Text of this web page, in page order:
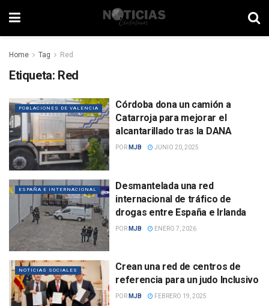
Home Tag Red
Etiqueta: Red
POBLACIONES DE VALENCIA
Córdoba dona un camión a
Catarroja para mejorar el
alcantarillado tras la DANA
POR MJB JUNIO 20, 2025
ESPAÑA E INTERNACIONAL
Desmantelada una red
internacional de tráfico de
drogas entre España e Irlanda
POR MJB ENERO 7, 2026
NOTICIAS SOCIALES
Crean una red de centros de
referencia para un judo Inclusivo
POR MJB FEBRERO 19, 2025